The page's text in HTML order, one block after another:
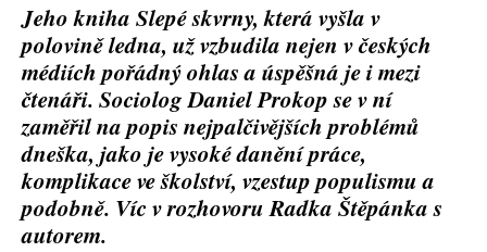
Jeho kniha Slepé skvrny, která vyšla v
polovině ledna, už vzbudila nejen v českých
médiích pořádný ohlas a úspěšná je i mezi
čtenáři. Sociolog Daniel Prokop se v ní
zaměřil na popis nejpalčivějších problémů
dneška, jako je vysoké danění práce,
komplikace ve školství, vzestup populismu a
podobně. Víc v rozhovoru Radka Štěpánka s
autorem.